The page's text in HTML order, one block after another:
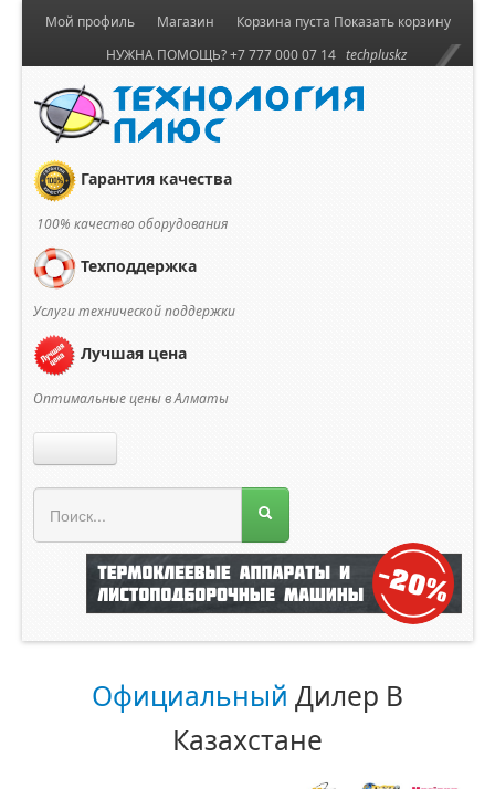
Корзина пуста Показать корзину
Мой профиль
Магазин
НУЖНА ПОМОЩЬ? +7 777 000 07 14 techpluskz
Гарантия качества
100% качество оборудования
Техподдержка
Услуги технической поддержки
Лучшая цена
Оптимальные цены в Алматы
Меню магазина
О компании
Официальный Дилер В
Казахстане